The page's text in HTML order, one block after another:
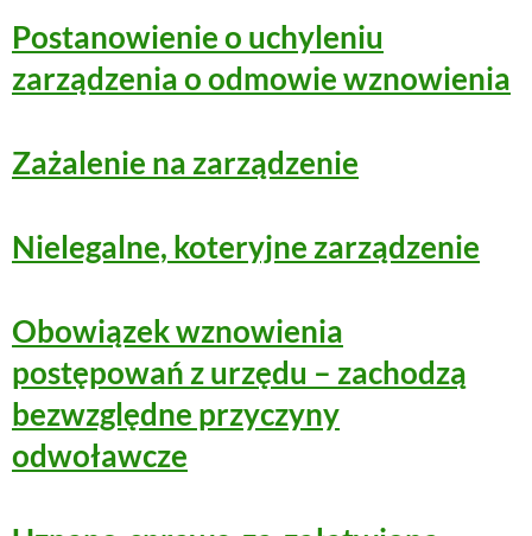
Postanowienie o uchyleniu
zarządzenia o odmowie wznowienia
Zażalenie na zarządzenie
Nielegalne, koteryjne zarządzenie
Obowiązek wznowienia
postępowań z urzędu – zachodzą
bezwzględne przyczyny
odwoławcze